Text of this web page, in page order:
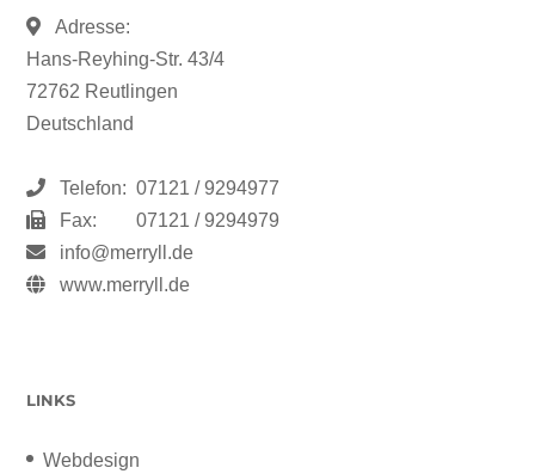
Adresse:
Hans-Reyhing-Str. 43/4
72762 Reutlingen
Deutschland
Telefon: 07121 / 9294977
Fax:
07121 / 9294979
info@merryll.de
www.merryll.de
LINKS
Webdesign